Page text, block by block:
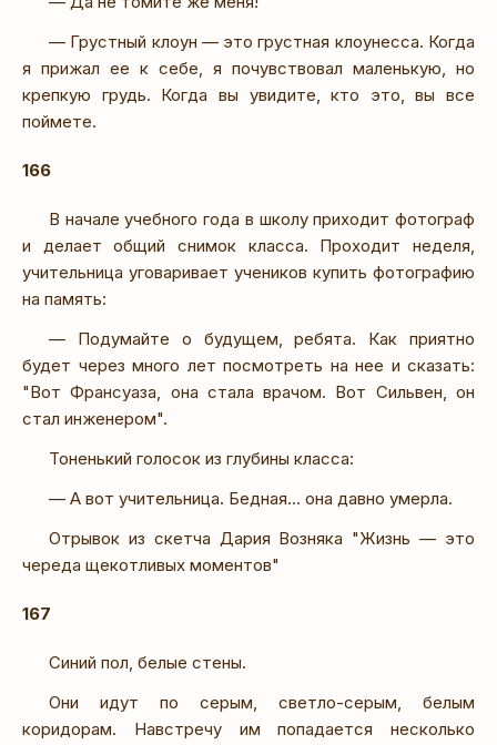
— Грустный клоун — это грустная клоунесса. Когда
я прижал ее к себе, я почувствовал маленькую, но
крепкую грудь. Когда вы увидите, кто это, вы все
поймете.
166
В начале учебного года в школу приходит фотограф
и делает общий снимок класса. Проходит неделя,
учительница уговаривает учеников купить фотографию
на память:
— Подумайте о будущем, ребята. Как приятно
будет через много лет посмотреть на нее и сказать:
"Вот Франсуаза, она стала врачом. Вот Сильвен, он
стал инженером".
Тоненький голосок из глубины класса:
— А вот учительница. Бедная… она давно умерла.
Отрывок из скетча Дария Возняка "Жизнь — это
череда щекотливых моментов"
167
Синий пол, белые стены.
Они идут по серым, светло-серым, белым
коридорам. Навстречу им попадается несколько